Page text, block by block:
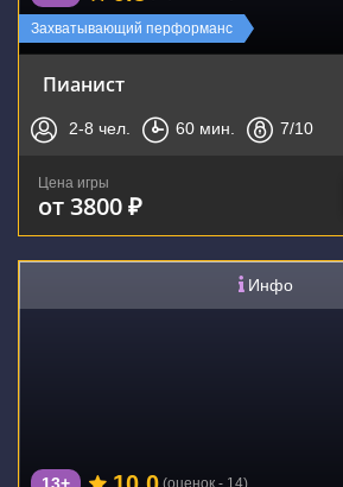
Захватывающий перформанс
Пианист
2-8 чел. 60 мин. 7/10
Цена игры
от 3800 ₽
Инфо
(оценок - 14)